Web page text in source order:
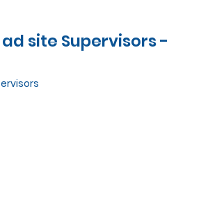
site Supervisors -